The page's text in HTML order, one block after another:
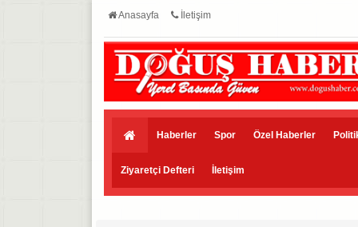
Anasayfa İletişim
Haberler Spor Özel Haberler
Ziyaretçi Defteri İletişim